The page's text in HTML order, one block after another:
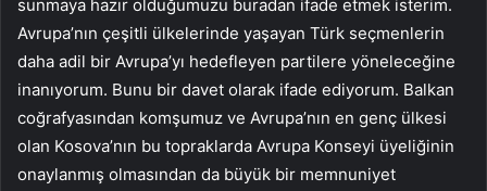
sunmaya hazır olduğumuzu buradan ifade etmek isterim.
Avrupa’nın çeşitli ülkelerinde yaşayan Türk seçmenlerin
daha adil bir Avrupa’yı hedefleyen partilere yöneleceğine
inanıyorum. Bunu bir davet olarak ifade ediyorum. Balkan
coğrafyasından komşumuz ve Avrupa’nın en genç ülkesi
olan Kosova’nın bu topraklarda Avrupa Konseyi üyeliğinin
onaylanmış olmasından da büyük bir memnuniyet